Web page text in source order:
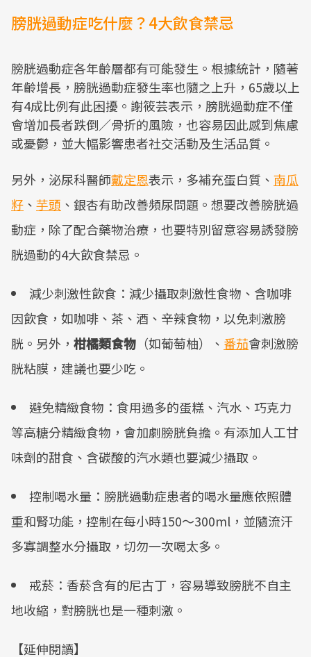
膀胱過動症吃什麼？4大飲食禁忌
膀胱過動症各年齡層都有可能發生。根據統計，隨著
年齡增長，膀胱過動症發生率也隨之上升，65歲以上
有4成比例有此困擾。謝筱芸表示，膀胱過動症不僅
會增加長者跌倒／骨折的風險，也容易因此感到焦慮
或憂鬱，並大幅影響患者社交活動及生活品質。
另外，泌尿科醫師戴定恩表示，多補充蛋白質、 南瓜
籽 、 芋頭 、銀杏有助改善頻尿問題。想要改善膀胱過
動症，除了配合藥物治療，也要特別留意容易誘發膀
胱過動的4大飲食禁忌。
減少刺激性飲食：減少攝取刺激性食物、含咖啡
因飲食，如咖啡、茶、酒、辛辣食物，以免刺激膀
胱。另外， 柑橘類食物 （如葡萄柚）、 番茄會刺激膀
胱粘膜，建議也要少吃。
避免精緻食物：食用過多的蛋糕、汽水、巧克力
等高糖分精緻食物，會加劇膀胱負擔。有添加人工甘
味劑的甜食、含碳酸的汽水類也要減少攝取。
控制喝水量：膀胱過動症患者的喝水量應依照體
重和腎功能，控制在每小時150～300ml，並隨流汗
多寡調整水分攝取，切勿一次喝太多。
󠀠戒菸：香菸含有的尼古丁，容易導致膀胱不自主
地收縮，對膀胱也是一種刺激。
【延伸閱讀】